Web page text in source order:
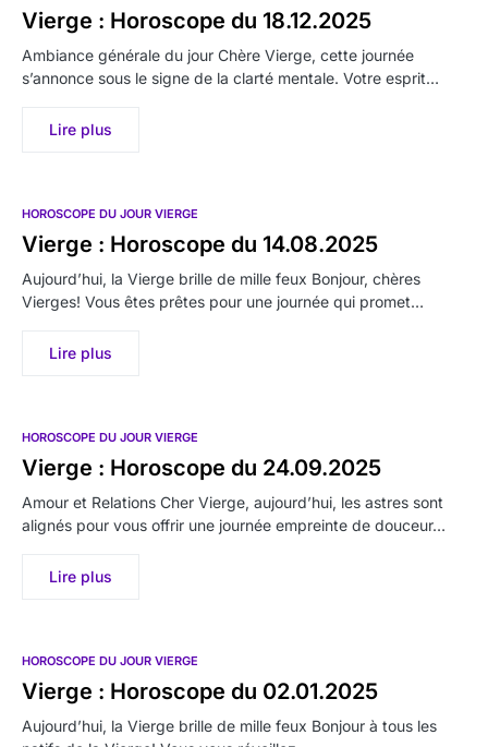
Vierge : Horoscope du 18.12.2025
Ambiance générale du jour Chère Vierge, cette journée
s’annonce sous le signe de la clarté mentale. Votre esprit…
Lire plus
HOROSCOPE DU JOUR VIERGE
Vierge : Horoscope du 14.08.2025
Aujourd’hui, la Vierge brille de mille feux Bonjour, chères
Vierges! Vous êtes prêtes pour une journée qui promet…
Lire plus
HOROSCOPE DU JOUR VIERGE
Vierge : Horoscope du 24.09.2025
Amour et Relations Cher Vierge, aujourd’hui, les astres sont
alignés pour vous offrir une journée empreinte de douceur…
Lire plus
HOROSCOPE DU JOUR VIERGE
Vierge : Horoscope du 02.01.2025
Aujourd’hui, la Vierge brille de mille feux Bonjour à tous les